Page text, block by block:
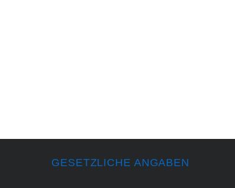
GESETZLICHE ANGABEN